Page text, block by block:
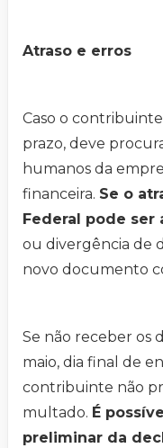
Atraso e erros
Caso o
prazo, deve
humanos da
financeira. Se o
Federal pode ser
ou divergência de
novo documento
Se não receber os
maio, dia final de
contribuinte não
multado. É
preliminar da